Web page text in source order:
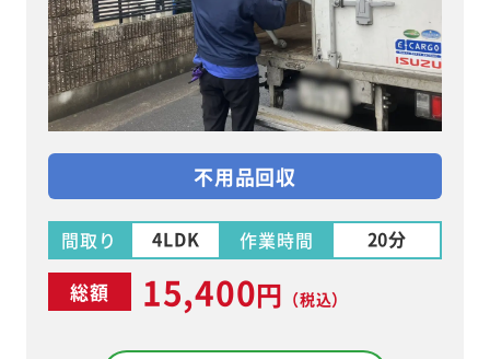
不用品回収
間取り 4LDK 作業時間 20分
総額 15,400円 （税込）